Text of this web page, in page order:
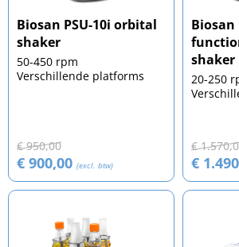
Biosan PSU-10i orbital
shaker
50-450 rpm
Verschillende platforms
€ 950,00
€ 900,00 (excl. btw)
Biosan
shaker
20-250
€
€